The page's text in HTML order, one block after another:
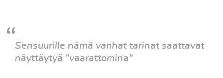
Sensuurille nämä vanhat tarinat saattavat
näyttäytyä ”vaarattomina”